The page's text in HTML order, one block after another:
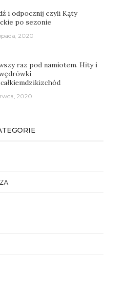
i odpocznij czyli Kąty
po sezonie
2020
raz pod namiotem. Hity i
2020